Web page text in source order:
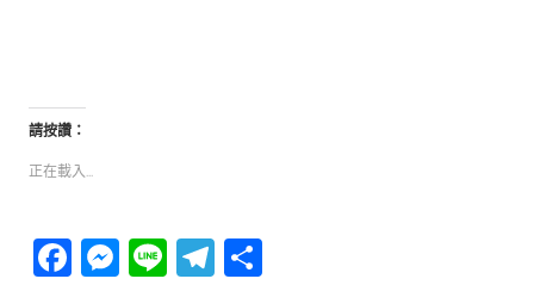
請按讚：
正在載入...
Facebook
Messenger
LineTelegram